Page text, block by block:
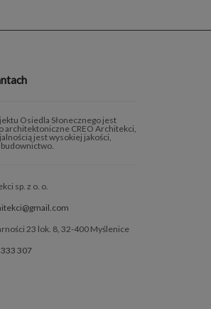
Osiedla Słonecznego jest
architektoniczne CREO Architekci,
jest wysokiej jakości,
sp. z o. o.
23 lok. 8, 32-400 Myślenice
307